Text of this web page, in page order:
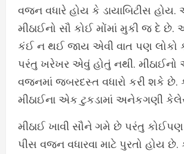
વજન વધારે હોય કે ડાયાબિટીસ હોય.
મીઠાઈનો સૌ કોઈ મોંમાં મુકી જ દે છે.
કંઈ ન થઈ જાય એવી વાત પણ લોકો
પરંતુ ખરેખર એવું હોતું નથી.
વજનમાં જબરદસ્ત વધારો કરી શકે છે.
મીઠાઈના એક ટુકડામાં અનેકગણી
મીઠાઈ ખાવી સૌને ગમે છે પરંતુ
પીસ વજન વધારવા માટે પુરતો હોય